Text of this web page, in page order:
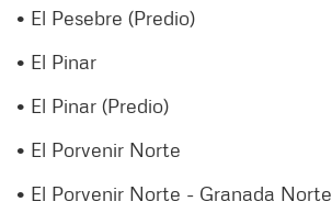
• El Pesebre (Predio)
• El Pinar
• El Pinar (Predio)
• El Porvenir Norte
• El Porvenir Norte - Granada Norte